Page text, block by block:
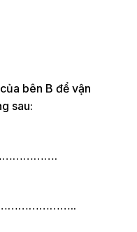
bên B để vận
sau: